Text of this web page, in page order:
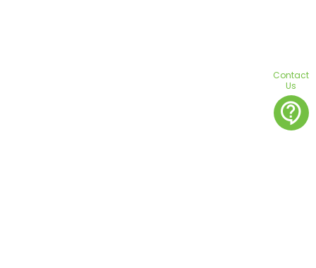
Contact
Us
contact_support